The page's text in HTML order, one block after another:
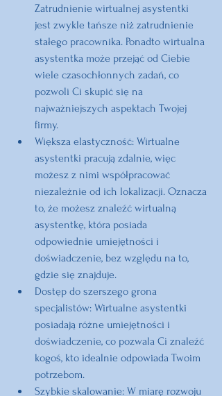
Zatrudnienie wirtualnej asystentki
jest zwykle tańsze niż zatrudnienie
stałego pracownika. Ponadto wirtualna
asystentka może przejąć od Ciebie
wiele czasochłonnych zadań, co
pozwoli Ci skupić się na
najważniejszych aspektach Twojej
firmy.
Większa elastyczność: Wirtualne
asystentki pracują zdalnie, więc
możesz z nimi współpracować
niezależnie od ich lokalizacji. Oznacza
to, że możesz znaleźć wirtualną
asystentkę, która posiada
odpowiednie umiejętności i
doświadczenie, bez względu na to,
gdzie się znajduje.
Dostęp do szerszego grona
specjalistów: Wirtualne asystentki
posiadają różne umiejętności i
doświadczenie, co pozwala Ci znaleźć
kogoś, kto idealnie odpowiada Twoim
potrzebom.
Szybkie skalowanie: W miarę rozwoju